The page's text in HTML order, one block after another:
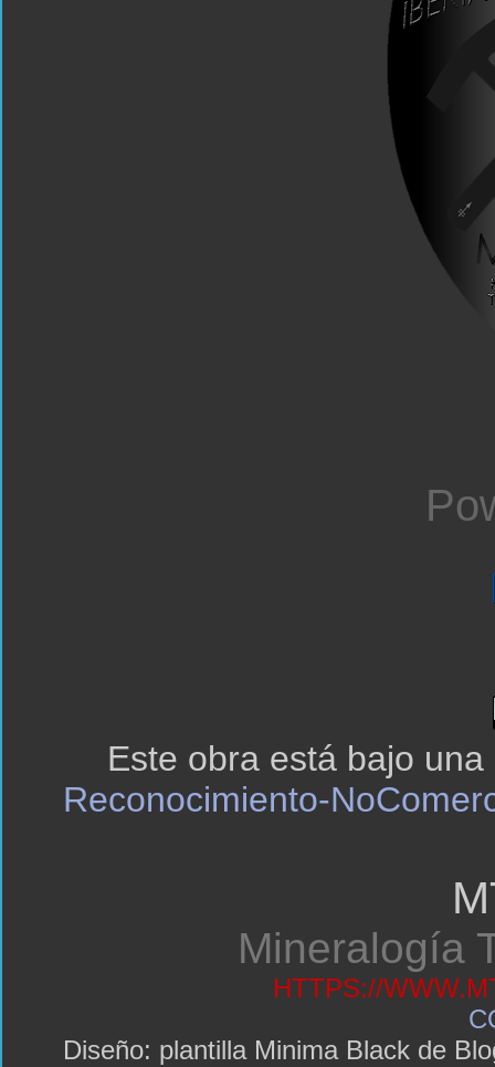
Este obra está bajo una
Reconocimiento-
Mineralogía
HTTPS://
Diseño: plantilla Minima Black de